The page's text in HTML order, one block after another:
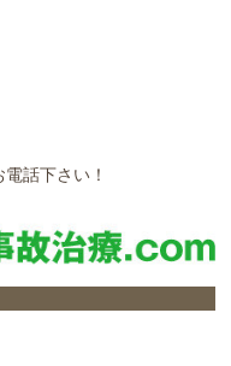
話下さい！